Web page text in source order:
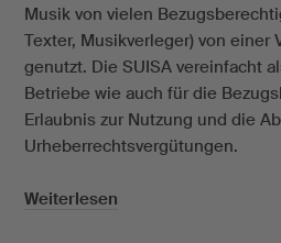
Musik von vielen
Texter, Musikverleger) von einer
genutzt. Die SUISA vereinfacht
Betriebe wie auch für die
Erlaubnis zur Nutzung und die
Urheberrechtsvergütungen.
Weiterlesen